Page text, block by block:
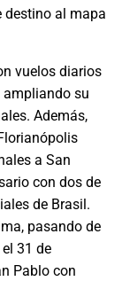
destino al mapa
vuelos diarios
ampliando su
Además,
a San
con dos de
de Brasil.
pasando de
31 de
Pablo con